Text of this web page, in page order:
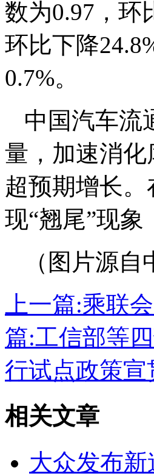
数为0.97，环
环比下降
0.7%。
中国汽车流
量，加速消
超预期增长
现“翘尾”现
（图片源
上一篇:乘联
篇:工信部等
行试点政策宣
相关文章
大众发布新